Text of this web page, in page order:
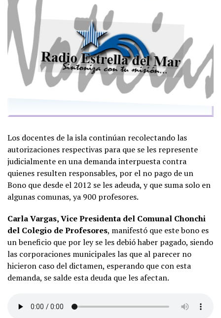
Los docentes de la isla continúan recolectando las
autorizaciones respectivas para que se les represente
judicialmente en una demanda interpuesta contra
quienes resulten responsables, por el no pago de un
Bono que desde el 2012 se les adeuda, y que suma solo en
algunas comunas, ya 900 profesores.
Carla Vargas, Vice Presidenta del Comunal Chonchi
del Colegio de Profesores, manifestó que este bono es
un beneficio que por ley se les debió haber pagado, siendo
las corporaciones municipales las que al parecer no
hicieron caso del dictamen, esperando que con esta
demanda, se salde esta deuda que les afectan.